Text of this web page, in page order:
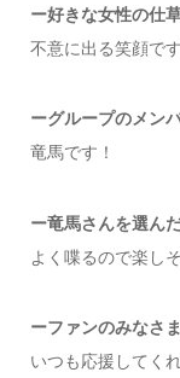
ー好きな女性の仕
不意に出る笑顔です
ーグループのメン
竜馬です！
ー竜馬さんを選ん
よく喋るので楽し
ーファンのみなさ
いつも応援してく